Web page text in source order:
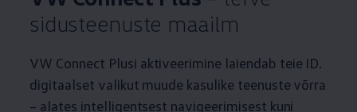
sidusteenuste maailm
VW Connect Plusi aktiveerimine laiendab teie ID.
digitaalset valikut muude kasulike teenuste võrra
– alates intelligentsest navigeerimisest kuni